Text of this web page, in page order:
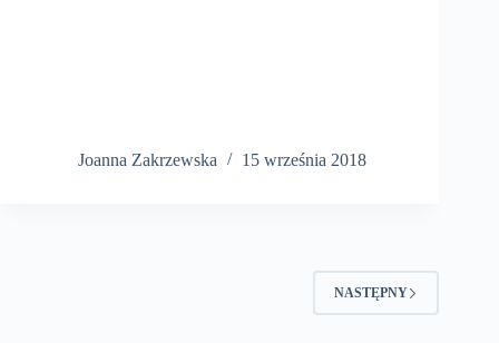
Joanna Zakrzewska 15 września 2018
NASTĘPNY